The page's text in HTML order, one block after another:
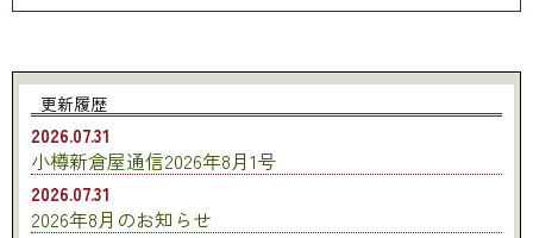
更新履歴
2026.07.31
小樽新倉屋通信2026年8月1号
2026.07.31
2026年8月のお知らせ